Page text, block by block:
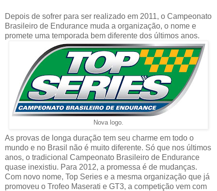
Depois de sofrer para ser realizado em 2011, o Campeonato
Brasileiro de Endurance muda a organização, o nome e
promete uma temporada bem diferente dos últimos anos.
Nova logo.
As provas de longa duração tem seu charme em todo o
mundo e no Brasil não é muito diferente. Só que nos últimos
anos, o tradicional Campeonato Brasileiro de Endurance
quase inexistiu. Para 2012, a promessa é de mudanças.
Com novo nome, Top Series e a mesma organização que já
promoveu o Trofeo Maserati e GT3, a competição vem com